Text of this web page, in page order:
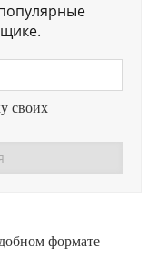
своих
формате